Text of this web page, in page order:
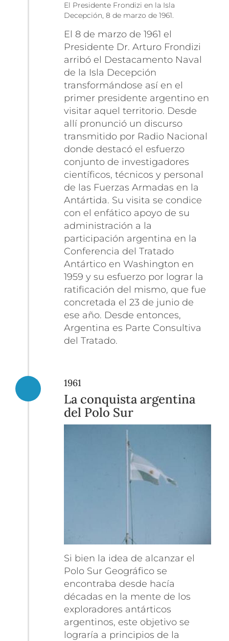
El Presidente Frondizi en la Isla
Decepción, 8 de marzo de 1961.
El 8 de marzo de 1961 el
Presidente Dr. Arturo Frondizi
arribó el Destacamento Naval
de la Isla Decepción
transformándose así en el
primer presidente argentino en
visitar aquel territorio. Desde
allí pronunció un discurso
transmitido por Radio Nacional
donde destacó el esfuerzo
conjunto de investigadores
científicos, técnicos y personal
de las Fuerzas Armadas en la
Antártida. Su visita se condice
con el enfático apoyo de su
administración a la
participación argentina en la
Conferencia del Tratado
Antártico en Washington en
1959 y su esfuerzo por lograr la
ratificación del mismo, que fue
concretada el 23 de junio de
ese año. Desde entonces,
Argentina es Parte Consultiva
del Tratado.
1961
La conquista argentina
del Polo Sur
Si bien la idea de alcanzar el
Polo Sur Geográfico se
encontraba desde hacía
décadas en la mente de los
exploradores antárticos
argentinos, este objetivo se
lograría a principios de la